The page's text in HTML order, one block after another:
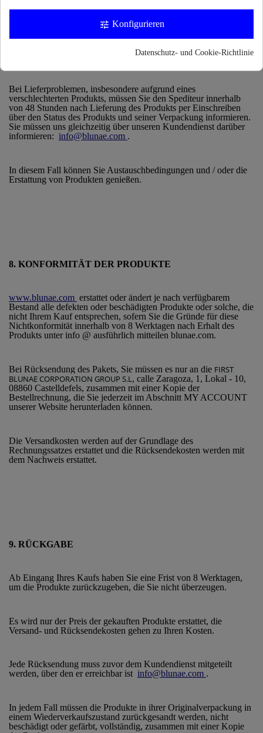
Ihr Paket beim nächstgelegenen Büro unseres eigenen
Transportdienstes hinterlegt und Ihnen von dieser Adresse aus ein
Logistikteam mitteilen, damit es Sie bei Bedarf anrufen kann.
Bei Lieferproblemen, insbesondere aufgrund eines
verschlechterten Produkts, müssen Sie den Spediteur innerhalb
von 48 Stunden nach Lieferung des Produkts per Einschreiben
über den Status des Produkts und seiner Verpackung informieren.
Sie müssen uns gleichzeitig über unseren Kundendienst darüber
informieren: info@blunae.com .
In diesem Fall können Sie Austauschbedingungen und / oder die
Erstattung von Produkten genießen.
8. KONFORMITÄT DER PRODUKTE
www.blunae.com erstattet oder ändert je nach verfügbarem
Bestand alle defekten oder beschädigten Produkte oder solche, die
nicht Ihrem Kauf entsprechen, sofern Sie die Gründe für diese
Nichtkonformität innerhalb von 8 Werktagen nach Erhalt des
Produkts unter info @ ausführlich mitteilen blunae.com.
Bei Rücksendung des Pakets, Sie müssen es nur an die FIRST
BLUNAE CORPORATION GROUP S.L, calle Zaragoza, 1, Lokal - 10,
08860 Castelldefels, zusammen mit einer Kopie der
Bestellrechnung, die Sie jederzeit im Abschnitt MY ACCOUNT
unserer Website herunterladen können.
Die Versandkosten werden auf der Grundlage des
Rechnungssatzes erstattet und die Rücksendekosten werden mit
dem Nachweis erstattet.
9. RÜCKGABE
Ab Eingang Ihres Kaufs haben Sie eine Frist von 8 Werktagen,
um die Produkte zurückzugeben, die Sie nicht überzeugen.
Es wird nur der Preis der gekauften Produkte erstattet, die
Versand- und Rücksendekosten gehen zu Ihren Kosten.
Jede Rücksendung muss zuvor dem Kundendienst mitgeteilt
werden, über den er erreichbar ist info@blunae.com .
In jedem Fall müssen die Produkte in ihrer Originalverpackung in
einem Wiederverkaufszustand zurückgesandt werden, nicht
beschädigt oder gefärbt, vollständig, zusammen mit einer Kopie
tune Konfigurieren
Datenschutz- und Cookie-Richtlinie